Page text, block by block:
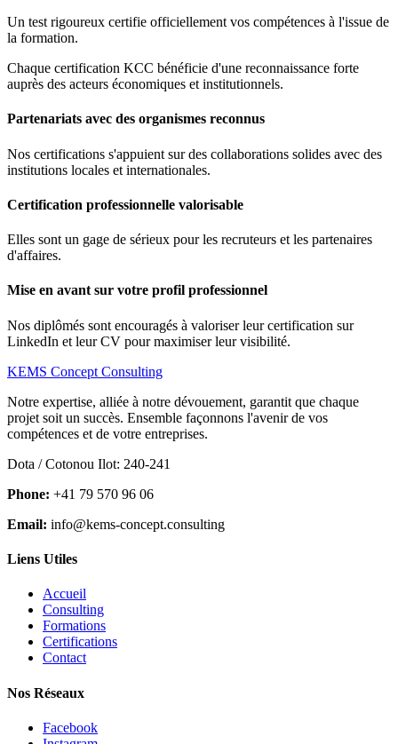
Un test rigoureux certifie officiellement vos compétences à l'issue de
la formation.
Chaque certification KCC bénéficie d'une reconnaissance forte
auprès des acteurs économiques et institutionnels.
Partenariats avec des organismes reconnus
Nos certifications s'appuient sur des collaborations solides avec des
institutions locales et internationales.
Certification professionnelle valorisable
Elles sont un gage de sérieux pour les recruteurs et les partenaires
d'affaires.
Mise en avant sur votre profil professionnel
Nos diplômés sont encouragés à valoriser leur certification sur
LinkedIn et leur CV pour maximiser leur visibilité.
KEMS Concept Consulting
Notre expertise, alliée à notre dévouement, garantit que chaque
projet soit un succès. Ensemble façonnons l'avenir de vos
compétences et de votre entreprises.
Dota / Cotonou Ilot: 240-241
Phone: +41 79 570 96 06
Email: info@kems-concept.consulting
Liens Utiles
Accueil
Consulting
Formations
Certifications
Contact
Nos Réseaux
Facebook